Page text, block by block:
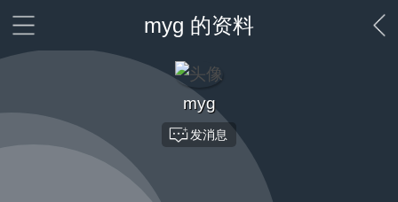
myg 的资料
myg
发消息